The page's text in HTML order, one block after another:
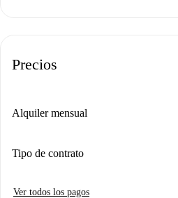
Precios
Alquiler mensual
Tipo de contrato
Ver todos los pagos